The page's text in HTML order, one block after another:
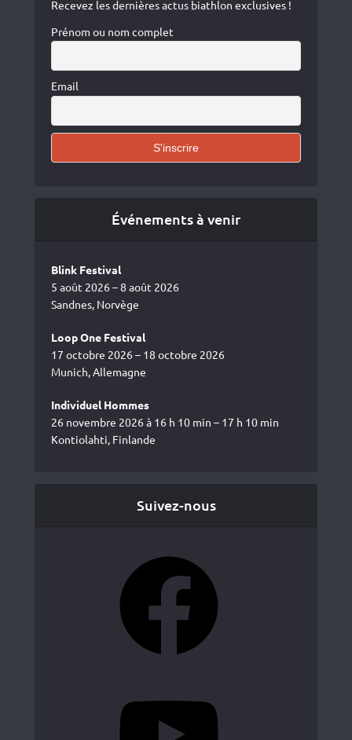
Recevez les dernières actus biathlon exclusives !
Prénom ou nom complet
Email
Événements à venir
Blink Festival
5 août 2026 – 8 août 2026
Sandnes, Norvège
Loop One Festival
17 octobre 2026 – 18 octobre 2026
Munich, Allemagne
Individuel Hommes
26 novembre 2026 à 16 h 10 min – 17 h 10 min
Kontiolahti, Finlande
Suivez-nous